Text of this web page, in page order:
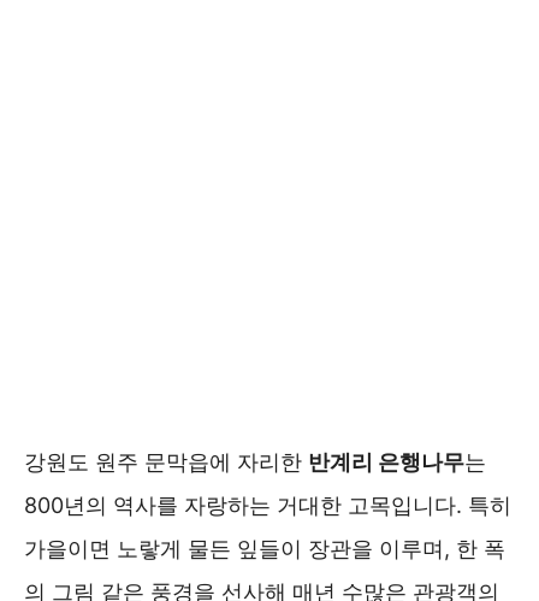
강원도 원주 문막읍에 자리한 반계리 은행나무는
800년의 역사를 자랑하는 거대한 고목입니다. 특히
가을이면 노랗게 물든 잎들이 장관을 이루며, 한 폭
의 그림 같은 풍경을 선사해 매년 수많은 관광객의